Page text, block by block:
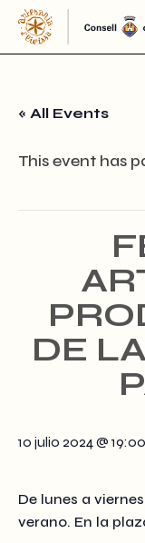
Skip
the
content
« All Events
This event has
DE
10 julio 2024 @ 19:00
De lunes a
verano. En la